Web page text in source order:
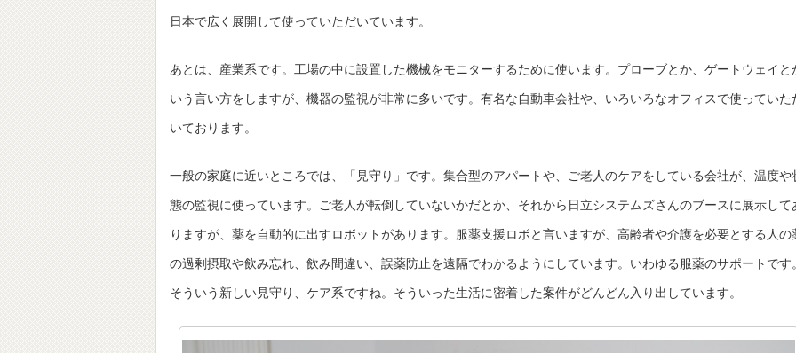
日本で広く展開して使っていただいています。
あとは、産業系です。工場の中に設置した機械をモニターするために使います。プローブとか、ゲートウェイと
いう言い方をしますが、機器の監視が非常に多いです。有名な自動車会社や、いろいろなオフィスで使っていた
いております。
一般の家庭に近いところでは、「見守り」です。集合型のアパートや、ご老人のケアをしている会社が、温度や
態の監視に使っています。ご老人が転倒していないかだとか、それから日立システムズさんのブースに展示して
りますが、薬を自動的に出すロボットがあります。服薬支援ロボと言いますが、高齢者や介護を必要とする人の
の過剰摂取や飲み忘れ、飲み間違い、誤薬防止を遠隔でわかるようにしています。いわゆる服薬のサポートです。
そういう新しい見守り、ケア系ですね。そういった生活に密着した案件がどんどん入り出しています。